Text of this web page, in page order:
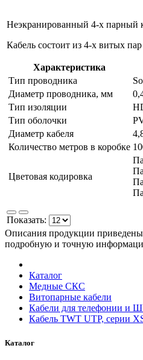
Неэкранированный 4-х парный
Кабель состоит из 4-х витых
Характеристика
Тип проводника
Диаметр проводника, мм
Тип изоляции
Тип оболочки
Диаметр кабеля
Количество метров в коробке
Цветовая кодировка
Показать:
Описания продукции
подробную и точную
Каталог
Медные СКС
Витопарные кабели
Кабели для телефонии и
Кабель TWT UTP, серии
Каталог